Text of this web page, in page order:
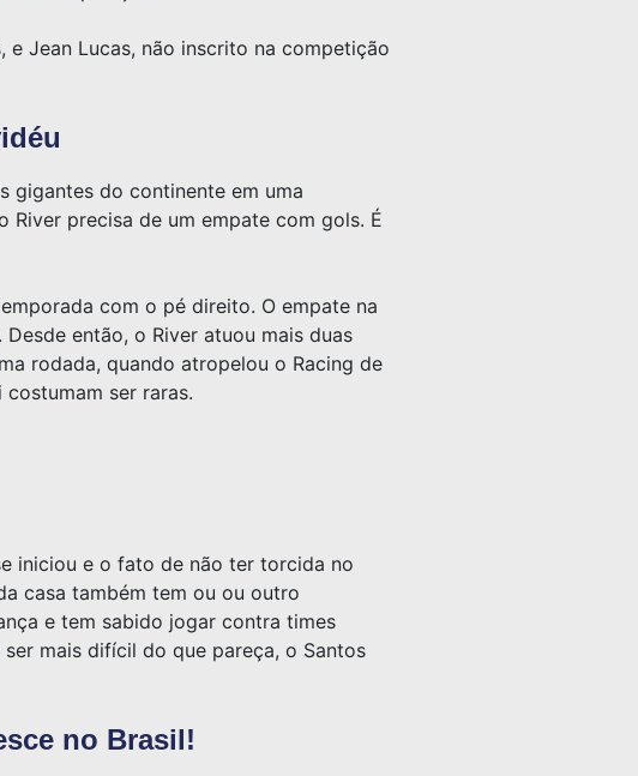
Jean Lucas, não inscrito na competição
gigantes do continente em uma
precisa de um empate com gols. É
com o pé direito. O empate na
então, o River atuou mais duas
rodada, quando atropelou o Racing de
ser raras.
iniciou e o fato de não ter torcida no
casa também tem ou ou outro
e tem sabido jogar contra times
mais difícil do que pareça, o Santos
no Brasil!